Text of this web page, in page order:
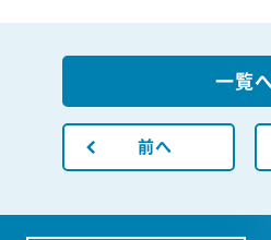
前へ
一覧